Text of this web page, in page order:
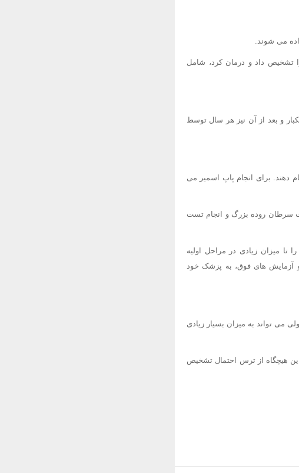
می شوند.
تشخیص داد و درمان کرد، شامل
های بین 20 تا 40 سال باید هر سه سال یکبار و بعد از آن نیز هر سال توسط
دهند. برای انجام پاپ اسمیر می
سرطان روده بزرگ و انجام تست
میزان زیادی در مراحل اولیه
و آزمایش های فوق، به پزشک خود
ولی می تواند به میزان بسیار زیادی
هیچگاه از ترس احتمال تشخیص